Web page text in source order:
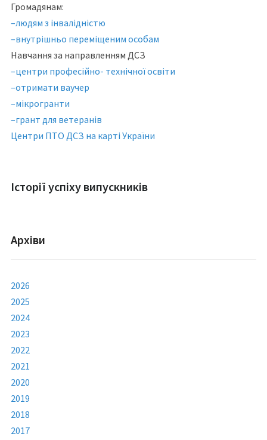
Громадянам:
–людям з інвалідністю
–внутрішньо переміщеним особам
Навчання за направленням ДСЗ
–центри професійно- технічної освіти
–отримати ваучер
–мікрогранти
–грант для ветеранів
Центри ПТО ДСЗ на карті України
Історії успіху випускників
Архіви
2026
2025
2024
2023
2022
2021
2020
2019
2018
2017